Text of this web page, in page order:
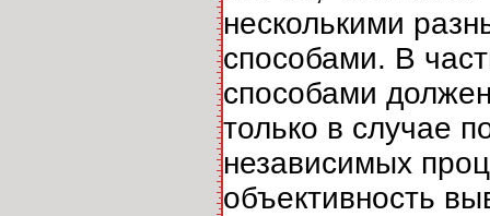
несколькими
способами. В
способами
только в случае
независимых
объективность